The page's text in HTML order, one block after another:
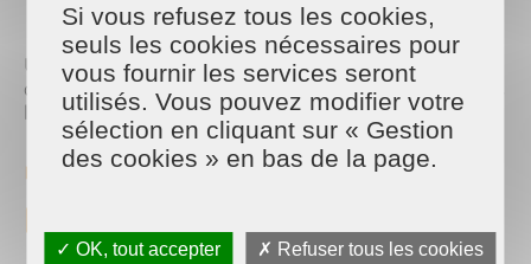
plus de place pour lamagie des fêtes.
Un intérieur propre met aussi en valeur les
décorations et crée une ambiancechaleureuse
le pas de la porte.
🌿 Un foyer sain et apaisant
pour l’hiver
Si vous refusez tous les cookies,
seuls les cookies nécessaires pour
vous fournir les services seront
utilisés. Vous pouvez modifier votre
sélection en cliquant sur « Gestion
des cookies » en bas de la page.
✓ OK, tout accepter ✗ Refuser tous les cookies